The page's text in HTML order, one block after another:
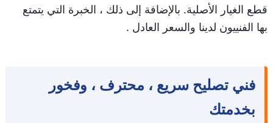
قطع الغيار الأصلية. بالإضافة إلى ذلك ، الخبرة التي يتمتع
بها الفنييون لدينا والسعر العادل .
فني تصليح سريع ، محترف ، وفخور
بخدمتك